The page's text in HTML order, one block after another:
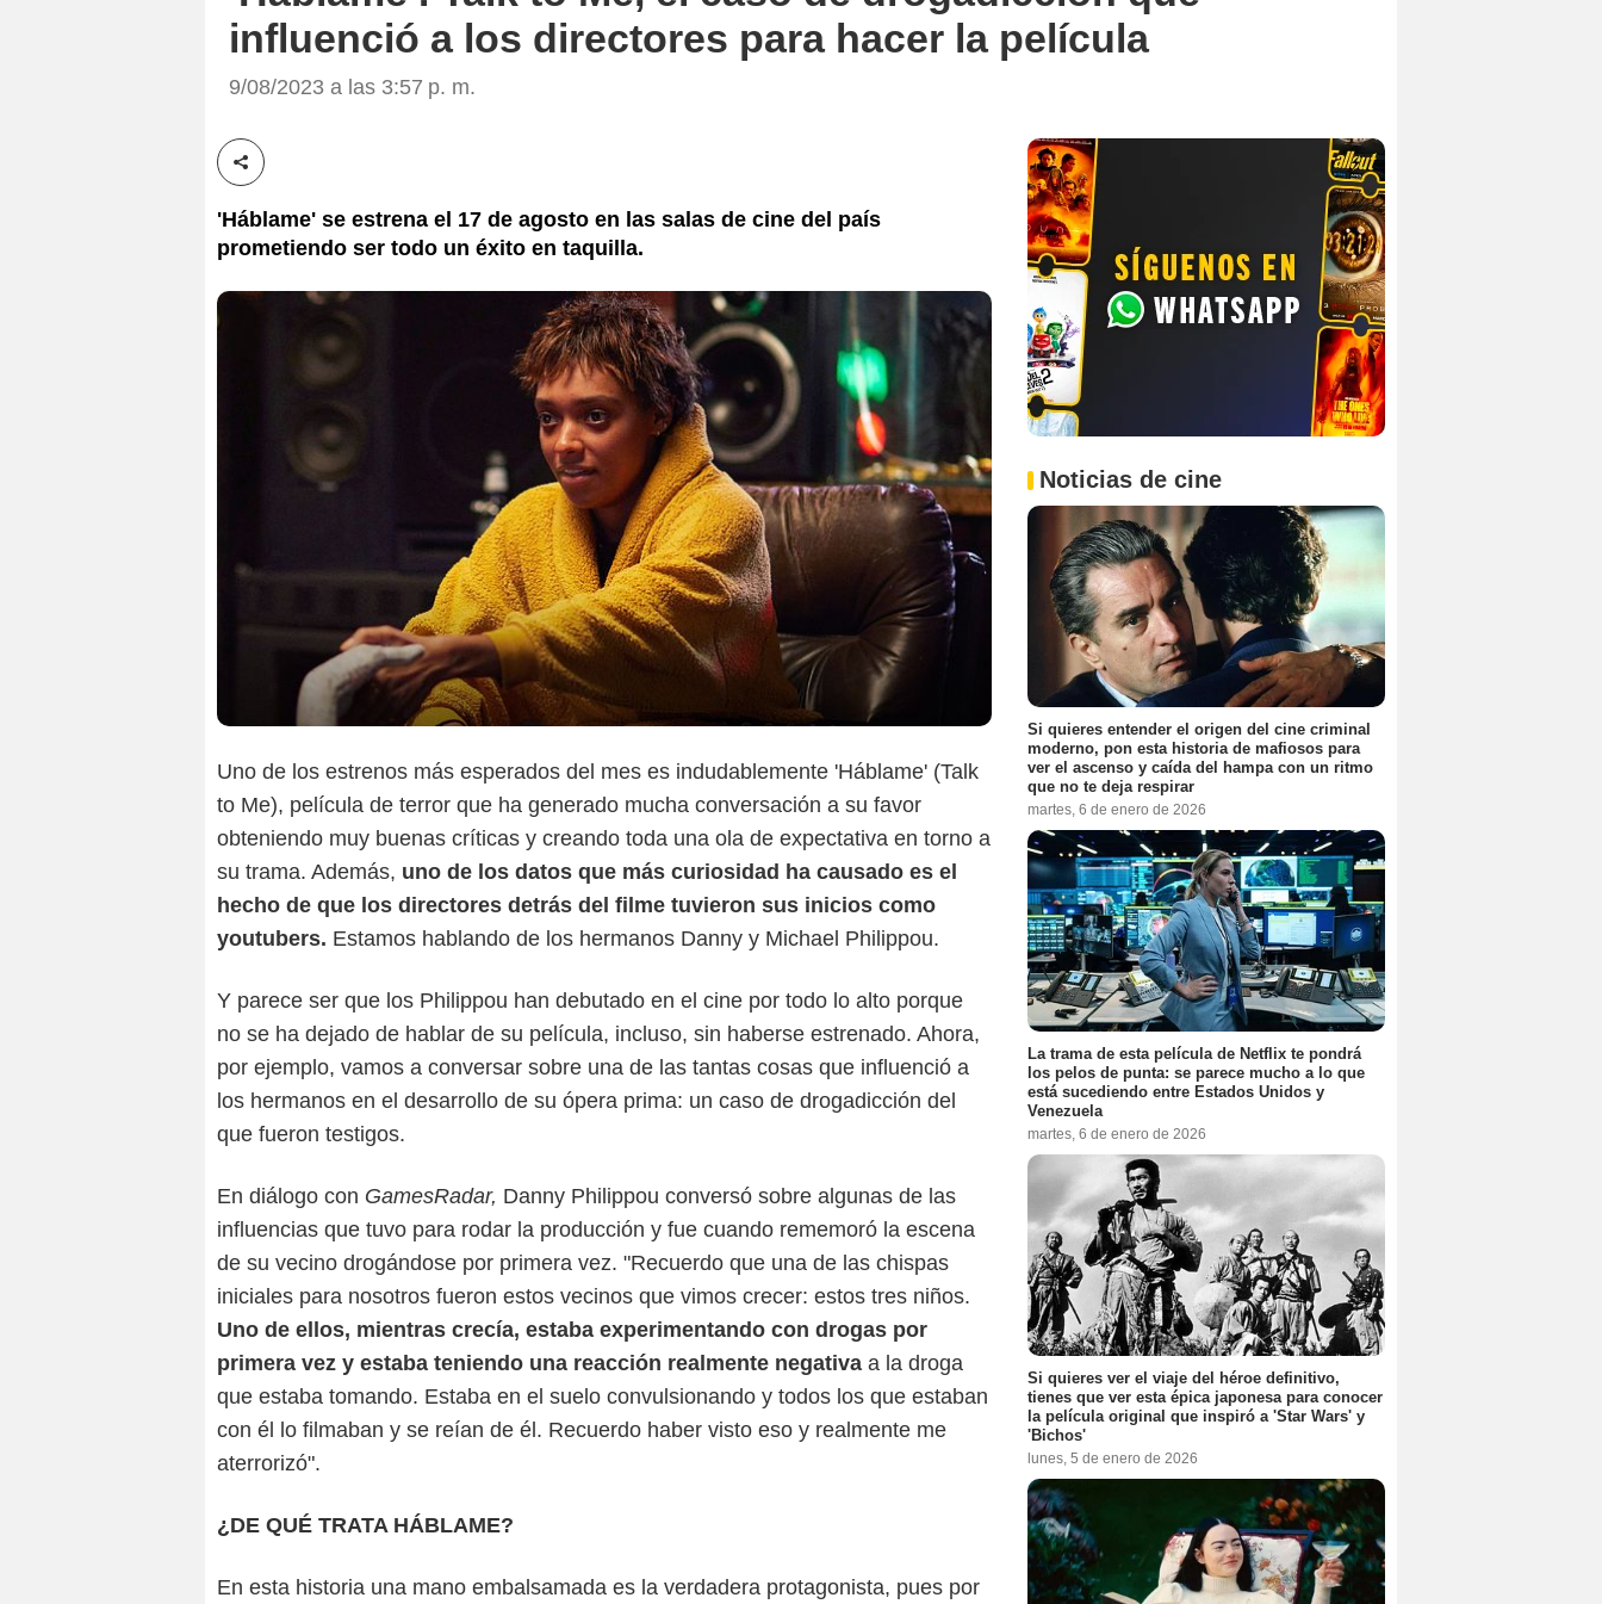
influenció a los directores para hacer la película
9/08/2023 a las 3:57 p. m.
Compartir esta noticia
'Háblame' se estrena el 17 de agosto en las salas de cine del país
prometiendo ser todo un éxito en taquilla.
Uno de los estrenos más esperados del mes es indudablemente 'Háblame' (Talk
to Me), película de terror que ha generado mucha conversación a su favor
obteniendo muy buenas críticas y creando toda una ola de expectativa en torno a
su trama. Además, uno de los datos que más curiosidad ha causado es el
hecho de que los directores detrás del filme tuvieron sus inicios como
youtubers. Estamos hablando de los hermanos Danny y Michael Philippou.
Y parece ser que los Philippou han debutado en el cine por todo lo alto porque
no se ha dejado de hablar de su película, incluso, sin haberse estrenado. Ahora,
por ejemplo, vamos a conversar sobre una de las tantas cosas que influenció a
los hermanos en el desarrollo de su ópera prima: un caso de drogadicción del
que fueron testigos.
En diálogo con GamesRadar, Danny Philippou conversó sobre algunas de las
influencias que tuvo para rodar la producción y fue cuando rememoró la escena
de su vecino drogándose por primera vez. "Recuerdo que una de las chispas
iniciales para nosotros fueron estos vecinos que vimos crecer: estos tres niños.
Uno de ellos, mientras crecía, estaba experimentando con drogas por
primera vez y estaba teniendo una reacción realmente negativa a la droga
que estaba tomando. Estaba en el suelo convulsionando y todos los que estaban
con él lo filmaban y se reían de él. Recuerdo haber visto eso y realmente me
aterrorizó".
¿DE QUÉ TRATA HÁBLAME?
En esta historia una mano embalsamada es la verdadera protagonista, pues por
Noticias de cine
Si quieres entender el origen del cine criminal
moderno, pon esta historia de mafiosos para
ver el ascenso y caída del hampa con un ritmo
que no te deja respirar
martes, 6 de enero de 2026
La trama de esta película de Netflix te pondrá
los pelos de punta: se parece mucho a lo que
está sucediendo entre Estados Unidos y
Venezuela
martes, 6 de enero de 2026
Si quieres ver el viaje del héroe definitivo,
tienes que ver esta épica japonesa para conocer
la película original que inspiró a 'Star Wars' y
'Bichos'
lunes, 5 de enero de 2026